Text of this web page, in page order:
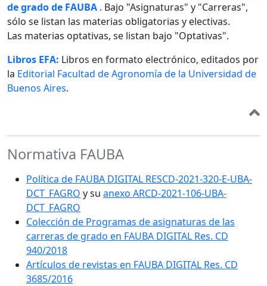
de grado de FAUBA . Bajo "Asignaturas" y "Carreras",
sólo se listan las materias obligatorias y electivas.
Las materias optativas, se listan bajo "Optativas".
Libros EFA: Libros en formato electrónico, editados por
la Editorial Facultad de Agronomía de la Universidad de
Buenos Aires.
Normativa FAUBA
Política de FAUBA DIGITAL RESCD-2021-320-E-UBA-
DCT_FAGRO y su anexo ARCD-2021-106-UBA-
DCT_FAGRO
Colección de Programas de asignaturas de las
carreras de grado en FAUBA DIGITAL Res. CD
940/2018
Artículos de revistas en FAUBA DIGITAL Res. CD
3685/2016